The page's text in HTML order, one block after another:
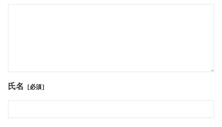
氏名 ［必須］